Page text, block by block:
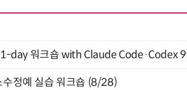
day 워크숍 with Claude Code·Codex
수정예 실습 워크숍 (8/28)